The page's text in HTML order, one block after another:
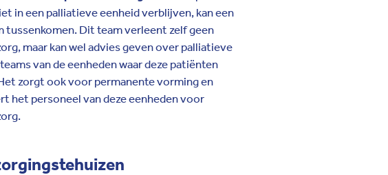
in een palliatieve eenheid verblijven, kan een
tussenkomen. Dit team verleent zelf geen
maar kan wel advies geven over palliatieve
van de eenheden waar deze patiënten
zorgt ook voor permanente vorming en
het personeel van deze eenheden voor